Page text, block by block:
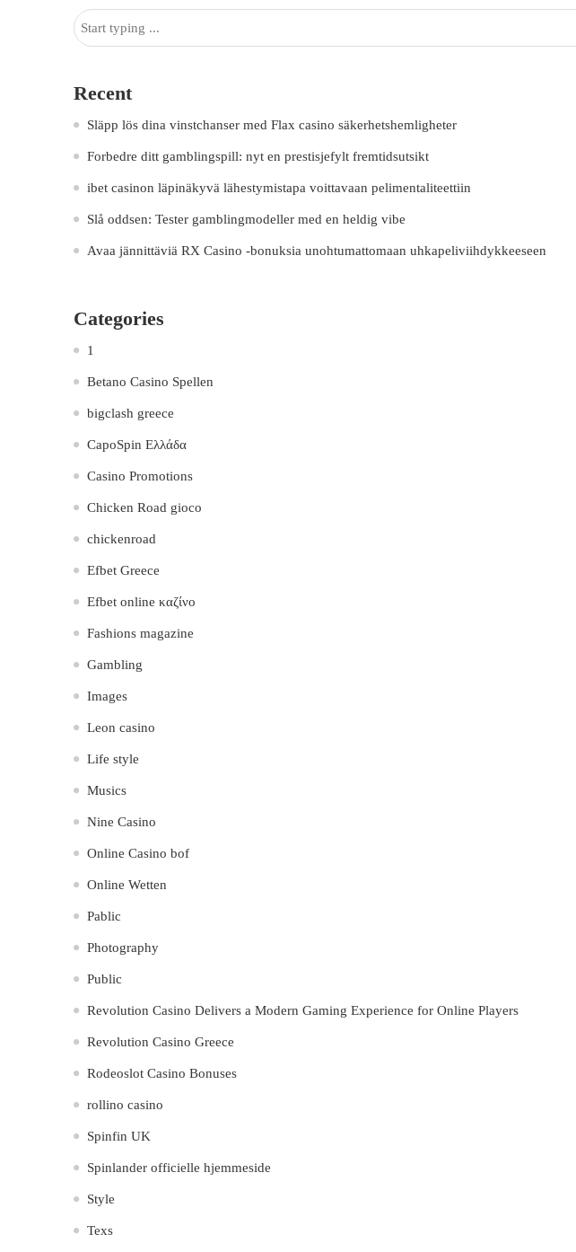
Recent
Släpp lös dina vinstchanser med Flax casino säkerhetshemligheter
Forbedre ditt gamblingspill: nyt en prestisjefylt fremtidsutsikt
ibet casinon läpinäkyvä lähestymistapa voittavaan pelimentaliteettiin
Slå oddsen: Tester gamblingmodeller med en heldig vibe
Avaa jännittäviä RX Casino -bonuksia unohtumattomaan uhkapeliviihdykkeeseen
Categories
1
Betano Casino Spellen
bigclash greece
CapoSpin Ελλάδα
Casino Promotions
Chicken Road gioco
chickenroad
Efbet Greece
Efbet online καζίνο
Fashions magazine
Gambling
Images
Leon casino
Life style
Musics
Nine Casino
Online Casino bof
Online Wetten
Pablic
Photography
Public
Revolution Casino Delivers a Modern Gaming Experience for Online Players
Revolution Casino Greece
Rodeoslot Casino Bonuses
rollino casino
Spinfin UK
Spinlander officielle hjemmeside
Style
Texs